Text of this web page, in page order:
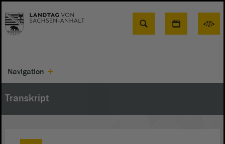
Suche
Navigation
Transkript